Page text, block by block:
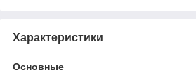
Характеристики
Основные